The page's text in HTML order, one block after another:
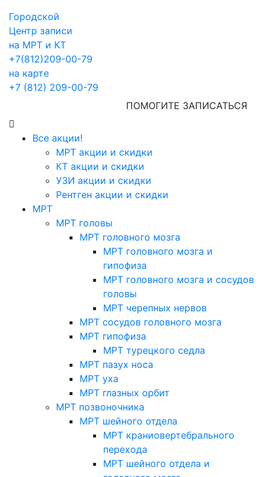
Городской
Центр записи
на МРТ и КТ
+7(812)209-00-79
на карте
+7 (812) 209-00-79
ПОМОГИТЕ ЗАПИСАТЬСЯ
Все акции!
МРТ акции и скидки
КТ акции и скидки
УЗИ акции и скидки
Рентген акции и скидки
МРТ
МРТ головы
МРТ головного мозга
МРТ головного мозга и
гипофиза
МРТ головного мозга и сосудов
головы
МРТ черепных нервов
МРТ сосудов головного мозга
МРТ гипофиза
МРТ турецкого седла
МРТ пазух носа
МРТ уха
МРТ глазных орбит
МРТ позвоночника
МРТ шейного отдела
МРТ краниовертебрального
перехода
МРТ шейного отдела и